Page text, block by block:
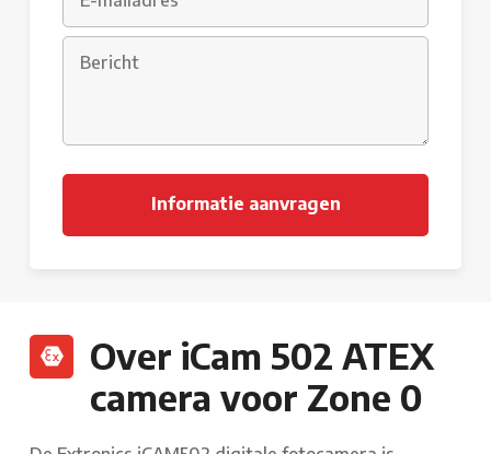
Over iCam 502 ATEX
camera voor Zone 0